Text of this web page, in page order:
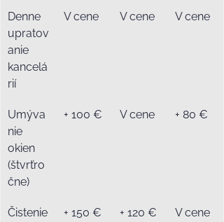
Denne
upratov
anie
kancelá
rií
V cene V cene V cene
Umýva
nie
okien
(štvrťro
čne)
+ 100 € V cene + 80 €
Čistenie + 150 € + 120 € V cene